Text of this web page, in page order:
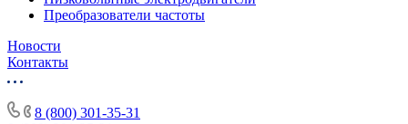
Преобразователи частоты
Новости
Контакты
8 (800) 301-35-31